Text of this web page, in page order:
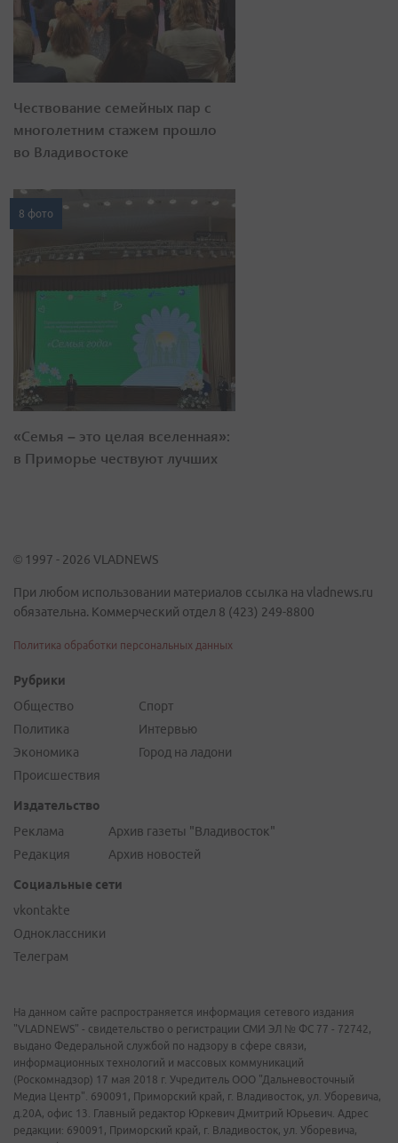
Чествование семейных пар с
многолетним стажем прошло
во Владивостоке
8 фото
«Семья – это целая вселенная»:
в Приморье чествуют лучших
© 1997 - 2026 VLADNEWS
При любом использовании материалов ссылка на vladnews.ru
обязательна. Коммерческий отдел 8 (423) 249-8800
Политика обработки персональных данных
Рубрики
Общество
Политика
Экономика
Происшествия
Спорт
Интервью
Город на ладони
Издательство
Реклама
Редакция
Архив газеты "Владивосток"
Архив новостей
Социальные сети
vkontakte
Одноклассники
Телеграм
На данном сайте распространяется информация сетевого издания
"VLADNEWS" - свидетельство о регистрации СМИ ЭЛ № ФС 77 - 72742,
выдано Федеральной службой по надзору в сфере связи,
информационных технологий и массовых коммуникаций
(Роскомнадзор) 17 мая 2018 г. Учредитель ООО "Дальневосточный
Медиа Центр". 690091, Приморский край, г. Владивосток, ул. Уборевича,
д.20А, офис 13. Главный редактор Юркевич Дмитрий Юрьевич. Адрес
редакции: 690091, Приморский край, г. Владивосток, ул. Уборевича,